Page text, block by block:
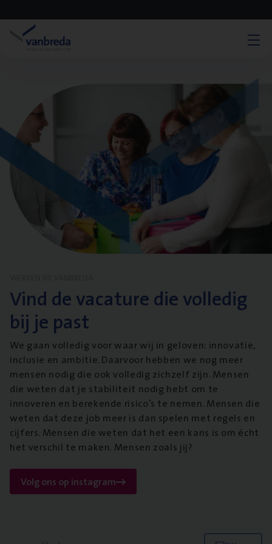
Vind de vacature die volledig
bij je past
We gaan volledig voor waar wij in geloven: innovatie,
inclusie en ambitie. Daarvoor hebben we nog meer
mensen nodig die ook volledig zichzelf zijn. Mensen
die weten dat je stabiliteit nodig hebt om te
innoveren en berekende risico’s te nemen. Mensen die
weten dat deze job meer is dan spelen met regels en
cijfers. Mensen die weten dat het een kans is om écht
het verschil te maken. Mensen zoals jij?
Volg ons op instagram